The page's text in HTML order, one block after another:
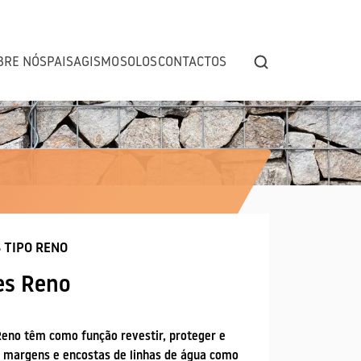
NÓS PAISAGISMOSOLOSCONTACTOS
TIPO RENO
Reno
têm como função revestir, proteger e
e encostas de linhas de água como